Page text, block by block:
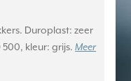
Duroplast: zeer
500, kleur: grijs.Meer